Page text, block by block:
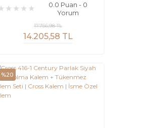
0.0 Puan - 0
Yorum
14.205,58 TL
17.756,98 TL
%20